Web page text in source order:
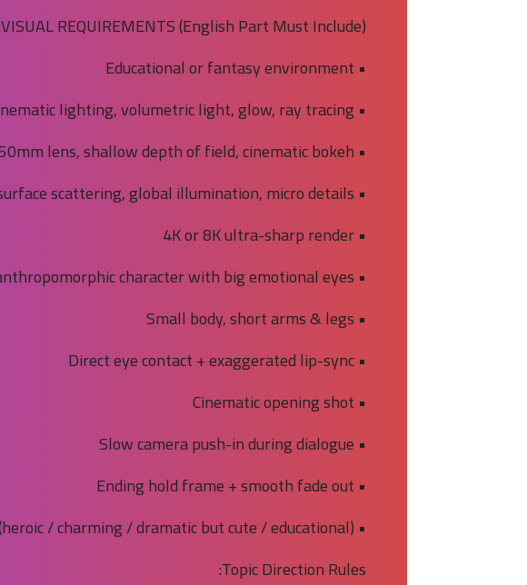
VISUAL REQUIREMENTS (English Part Must Include):
• Educational or fantasy environment
• Teal & orange cinematic lighting, volumetric light, glow, ray tracing
• 50mm lens, shallow depth of field, cinematic bokeh
• PBR materials, subsurface scattering, global illumination, micro details
• 4K or 8K ultra-sharp render
• Expressive anthropomorphic character with big emotional eyes
• Small body, short arms & legs
• Direct eye contact + exaggerated lip-sync
• Cinematic opening shot
• Slow camera push-in during dialogue
• Ending hold frame + smooth fade out
• Tone (heroic / charming / dramatic but cute / educational)
Topic Direction Rules: